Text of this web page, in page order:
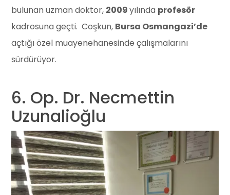
bulunan uzman doktor, 2009yılında profesör
kadrosuna geçti. Coşkun, Bursa Osmangazi’de
açtığı özel muayenehanesinde çalışmalarını
sürdürüyor.
6. Op. Dr. Necmettin
Uzunalioğlu